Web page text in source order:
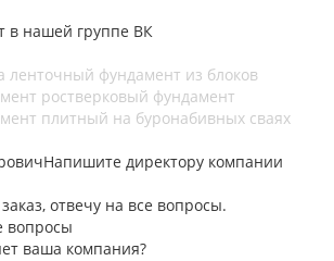
в нашей группе ВК
ленточный фундамент из блоков
ростверковый фундамент
плитный на буронабивных сваях
Напишите директору компании
отвечу на все вопросы.
вопросы
ваша компания?